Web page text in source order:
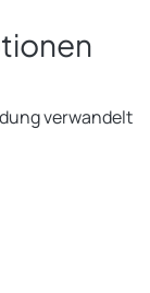
verwandelt